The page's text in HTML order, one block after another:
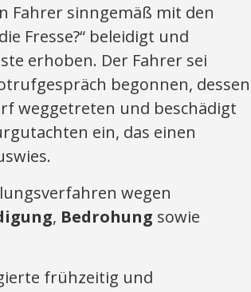
Fahrer sinngemäß mit den
Fresse?“ beleidigt und
erhoben. Der Fahrer sei
begonnen, dessen
weggetreten und beschädigt
ein, das einen
wegen
, Bedrohung sowie
frühzeitig und